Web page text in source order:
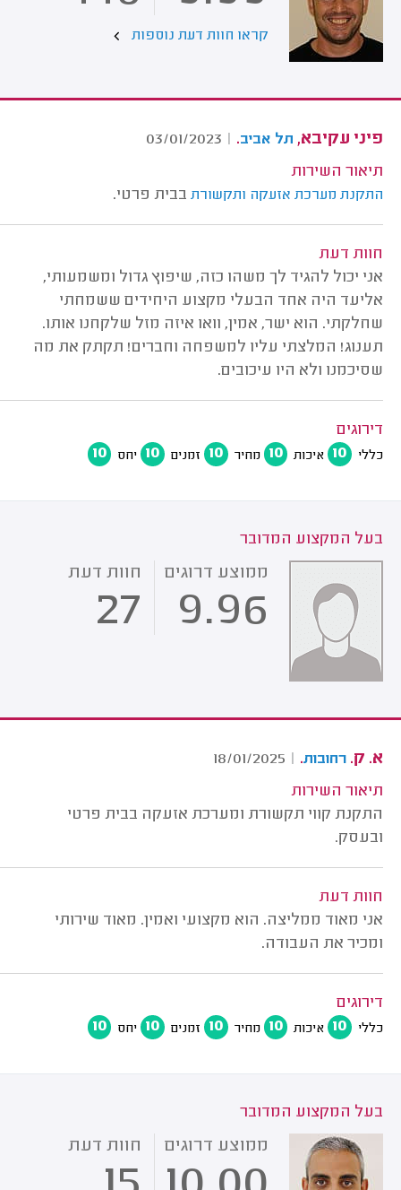
קראו חוות דעת נוספות
פיני עקיבא, תל אביב.
|
03/01/2023
תיאור השירות
התקנת מערכת אזעקה ותקשורת בבית פרטי.
חוות דעת
אני יכול להגיד לך משהו כזה, שיפוץ גדול ומשמעותי,
אליעד היה אחד הבעלי מקצוע היחידים ששמחתי
שחלקתי. הוא ישר, אמין, וואו איזה מזל שלקחנו אותו.
תענוג! המלצתי עליו למשפחה וחברים! תקתק את מה
שסיכמנו ולא היו עיכובים.
דירוגים
כללי 10 איכות 10 מחיר 10 זמנים 10 יחס 10
בעל המקצוע המדובר
ממוצע דרוגים
9.96
חוות דעת
27
א. ק. רחובות.
|
18/01/2025
תיאור השירות
התקנת קווי תקשורת ומערכת אזעקה בבית פרטי
ובעסק.
חוות דעת
אני מאוד ממליצה. הוא מקצועי ואמין. מאוד שירותי
ומכיר את העבודה.
דירוגים
כללי 10 איכות 10 מחיר 10 זמנים 10 יחס 10
בעל המקצוע המדובר
ממוצע דרוגים חוות דעת